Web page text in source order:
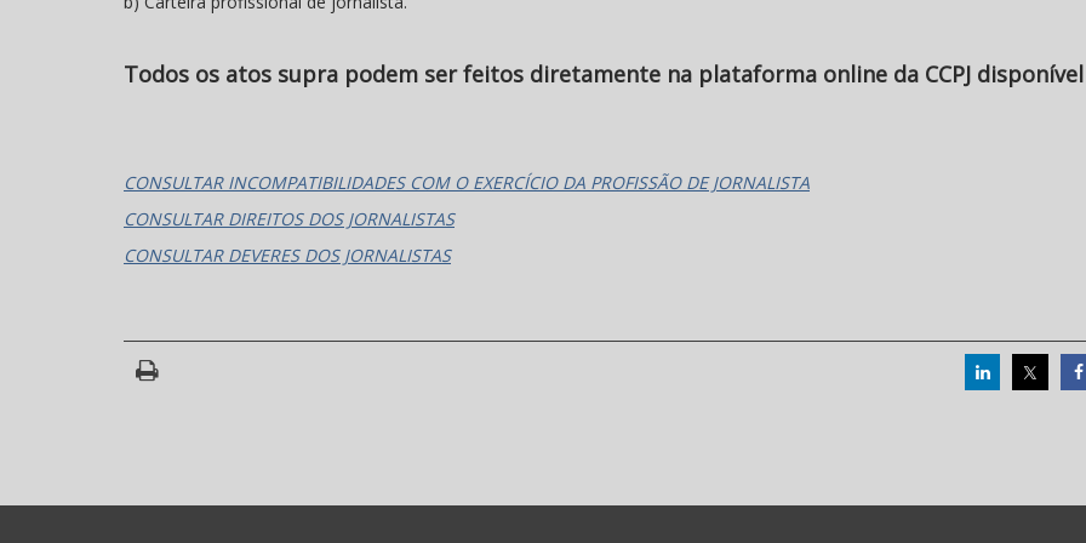
Todos os atos supra podem ser feitos diretamente na plataforma online da CCPJ disponível
CONSULTAR INCOMPATIBILIDADES COM O EXERCÍCIO DA PROFISSÃO DE JORNALISTA
CONSULTAR DIREITOS DOS JORNALISTAS
CONSULTAR DEVERES DOS JORNALISTAS